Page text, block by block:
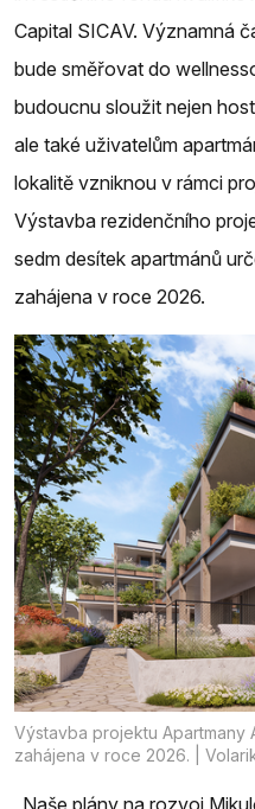
Capital SICAV. Významná
bude směřovat do
budoucnu sloužit nejen
ale také uživatelům
lokalitě vzniknou v rámci
Výstavba rezidenčního
sedm desítek apartmánů
zahájena v roce 2026.
Výstavba projektu Apartmany
zahájena v roce 2026. |
„Naše plány na rozvoj